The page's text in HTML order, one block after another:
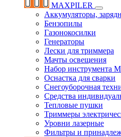
MAXPILER
Аккумуляторы,
Бензопилы
Газонокосилки
Генераторы
Лески для триммера
Мачты освещения
Набор инструмента
Оснастка для сварки
Снегоуборочная
Средства
Тепловые пушки
Триммеры
Уровни лазерные
Фильтры и